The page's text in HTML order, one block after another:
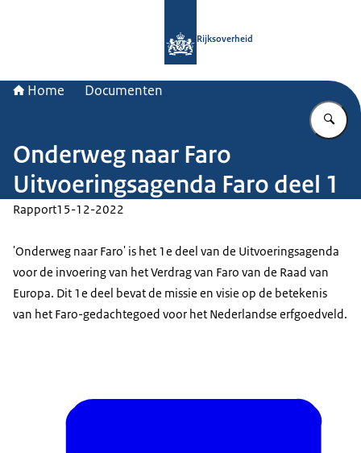
Rijksoverheid
Home Documenten
Onderweg naar Faro
Uitvoeringsagenda Faro deel 1
Rapport15-12-2022
'Onderweg naar Faro' is het 1e deel van de Uitvoeringsagenda
voor de invoering van het Verdrag van Faro van de Raad van
Europa. Dit 1e deel bevat de missie en visie op de betekenis
van het Faro-gedachtegoed voor het Nederlandse erfgoedveld.